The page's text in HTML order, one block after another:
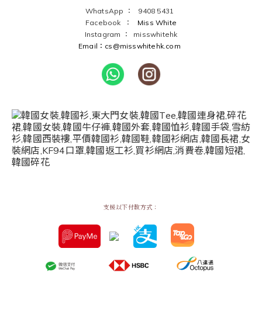
WhatsApp ： 9408 5431
Facebook ： Miss White
Instagram ： misswhitehk
Email：cs@misswhitehk.com
支援以下付款方式：